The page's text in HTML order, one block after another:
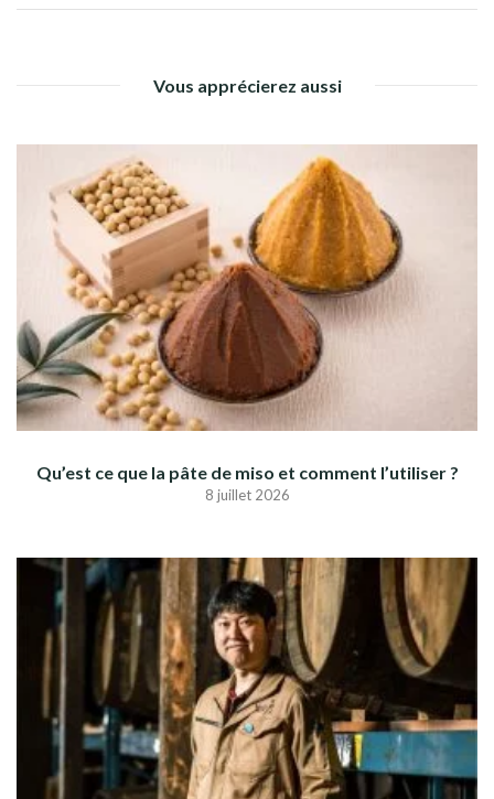
Vous apprécierez aussi
Qu’est ce que la pâte de miso et comment l’utiliser ?
8 juillet 2026